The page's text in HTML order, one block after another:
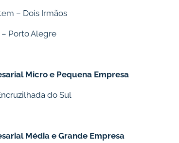
– Dois Irmãos
Porto Alegre
Micro e Pequena Empresa
do Sul
Média e Grande Empresa